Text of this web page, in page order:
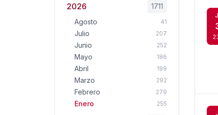
2026
1711
Agosto
41
Julio 207
Junio 252
Mayo 186
Abril 199
Marzo 292
Febrero 279
Enero 255